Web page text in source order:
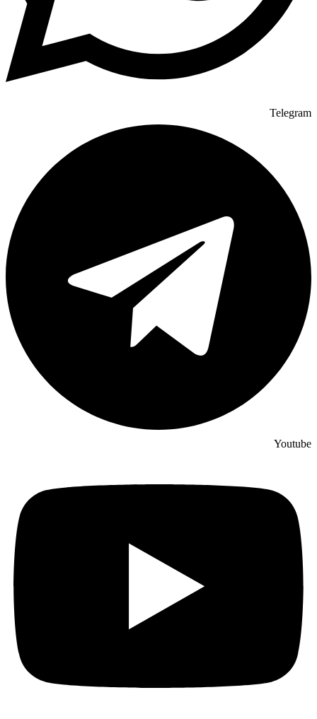
Telegram
Youtube